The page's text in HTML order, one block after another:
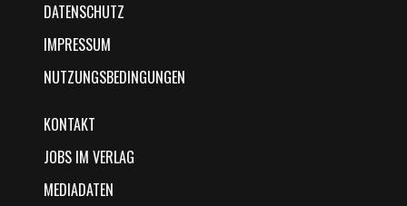
DATENSCHUTZ
IMPRESSUM
NUTZUNGSBEDINGUNGEN
KONTAKT
JOBS IM VERLAG
MEDIADATEN